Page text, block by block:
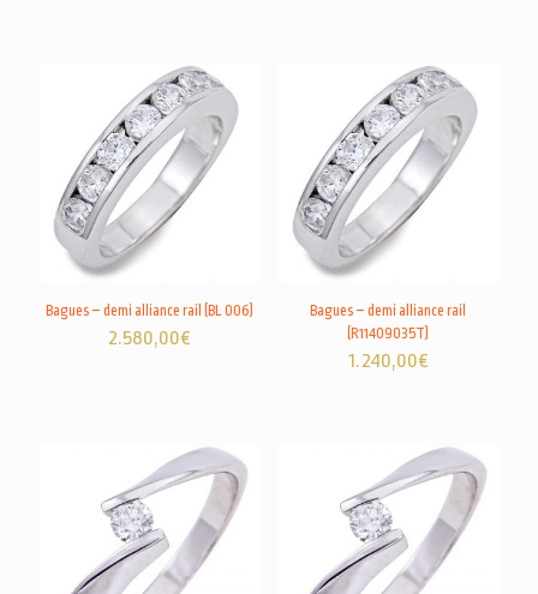
Bagues – demi alliance rail (BL 006)
2.580,00€
Bagues – demi alliance rail
(R11409035T)
1.240,00€